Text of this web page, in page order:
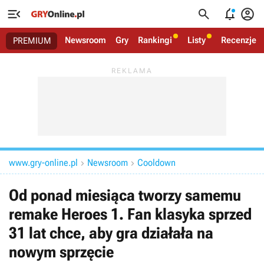
   
PREMIUM Newsroom Gry Rankingi Listy Recenzje
www.gry-online.pl  Newsroom  Cooldown
Od ponad miesiąca tworzy samemu
remake Heroes 1. Fan klasyka sprzed
31 lat chce, aby gra działała na
nowym sprzęcie